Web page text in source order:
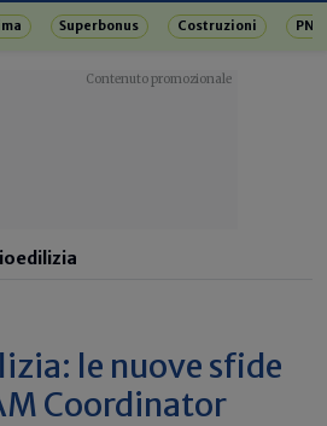
Superbonus Costruzioni
le nuove sfide
Coordinator